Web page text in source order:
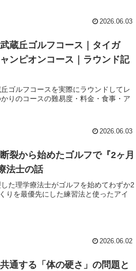
2026.06.03
蔵丘ゴルフコース｜タイガ
ンピオンコース｜ラウンド記
ゴルフコースを実際にラウンドしてレ
りのコースの難易度・料金・食事・ア
2026.06.03
裂から始めたゴルフで『2ヶ月
法士の話
た理学療法士がゴルフを始めてわずか2
りを最優先にした練習法と使ったアイ
2026.06.02
通する「体の硬さ」の問題と